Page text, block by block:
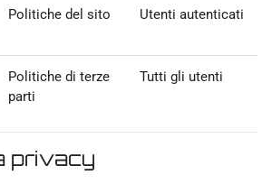
Politiche del sito Utenti autenticati
Politiche di terze
parti
Tutti gli utenti
privacy